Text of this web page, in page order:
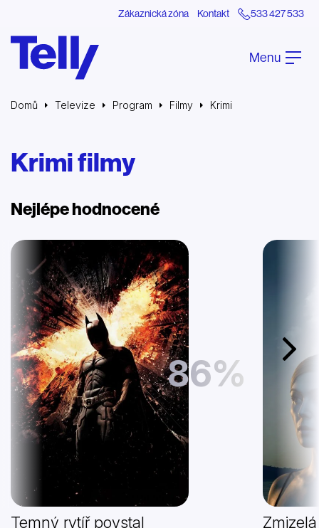
Zákaznická zóna Kontakt 533 427 533
Menu
Domů Televize Program Filmy Krimi
Krimi filmy
Nejlépe hodnocené
Další
86%
Temný rytíř povstal Zmizelá